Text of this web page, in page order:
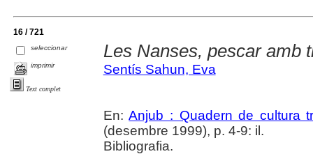
16 / 721
seleccionar
imprimir
Text complet
Les Nanses, pescar amb
Sentís Sahun, Eva
En:Anjub : Quadern de cultura
(desembre 1999), p. 4-9: il.
Bibliografia.